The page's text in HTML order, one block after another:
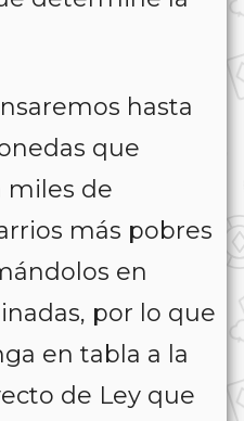
hasta
que
miles de
más pobres
en
por lo que
en tabla a la
de Ley que